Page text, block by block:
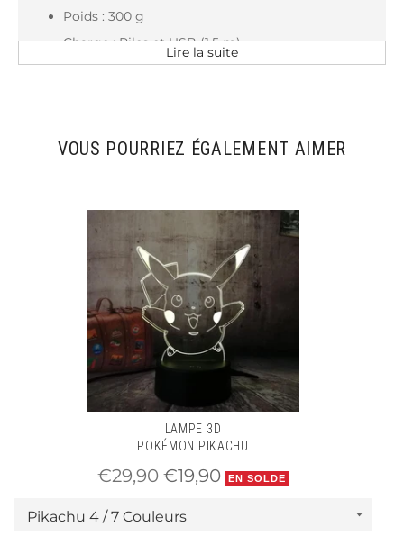
Poids : 300 g
Charge : Piles et USB (1,5 m)
Lire la suite
VOUS POURRIEZ ÉGALEMENT AIMER
LAMPE 3D
POKÉMON PIKACHU
Prix
€29,90 Prix
€19,90 EN SOLDE